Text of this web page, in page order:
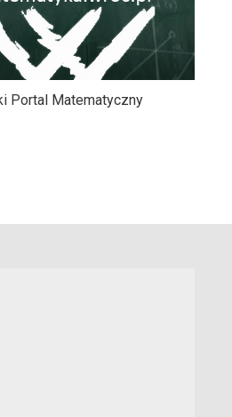
Portal Matematyczny